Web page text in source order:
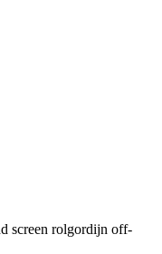
screen rolgordijn off-